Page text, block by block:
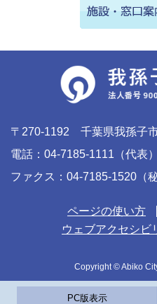
〒270-1192 千葉県我孫子
電話：04-7185-1111（代表）
ファクス：04-7185-1520（
ページの使い方
ウェブアクセシビ
Copyright © Abiko
PC版表示